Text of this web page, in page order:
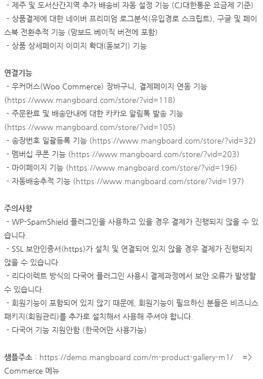
- 제주 및 도서산간지역 추가 배송비 자동 설정 기능 (CJ대한통운 요금제 기준)
- 상품결제에 대한 네이버 프리미엄 로그분석(유입경로 스크립트), 구글 및 페이
스북 전환추적 기능 (망보드 베이직 버전에 포함)
- 상품 상세페이지 이미지 확대(돋보기) 기능
연결기능
- 우커머스(Woo Commerce) 장바구니, 결제페이지 연동 기능
(https://www.mangboard.com/store/?vid=118)
- 주문완료 및 배송안내에 대한 카카오 알림톡 발송 기능
(https://www.mangboard.com/store/?vid=105)
- 송장번호 일괄등록 기능 (https://www.mangboard.com/store/?vid=32)
- 멤버십 쿠폰 기능 (https://www.mangboard.com/store/?vid=203)
- 마이페이지 기능 (https://www.mangboard.com/store/?vid=196)
- 자동배송추적 기능 (https://www.mangboard.com/store/?vid=197)
주의사항
- WP-SpamShield 플러그인을 사용하고 있을 경우 결제가 진행되지 않을 수 있
습니다.
- SSL 보안인증서(https)가 설치 및 연결되어 있지 않을 경우 결제가 진행되지
않을 수 있습니다.
- 리다이렉트 방식의 다국어 플러그인 사용시 결제과정에서 보안 오류가 발생할
수 있습니다.
- 회원기능이 포함되어 있지 않기 때문에, 회원기능이 필요하신 분들은 비즈니스
패키지(회원관리)를 추가로 설치해서 사용해 주셔야 합니다.
- 다국어 기능 지원안함 (한국어만 사용가능)
샘플주소 : https://demo.mangboard.com/m-product-gallery-m1/ =>
Commerce 메뉴